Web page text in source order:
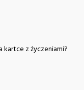
kartce z życzeniami?